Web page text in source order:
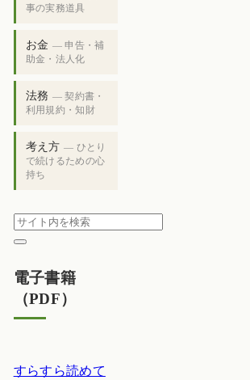
事の実務道具
お金 — 申告・補
助金・法人化
法務 — 契約書・
利用規約・知財
考え方 — ひとり
で続けるための心
持ち
電子書籍
（PDF）
すらすら読めて